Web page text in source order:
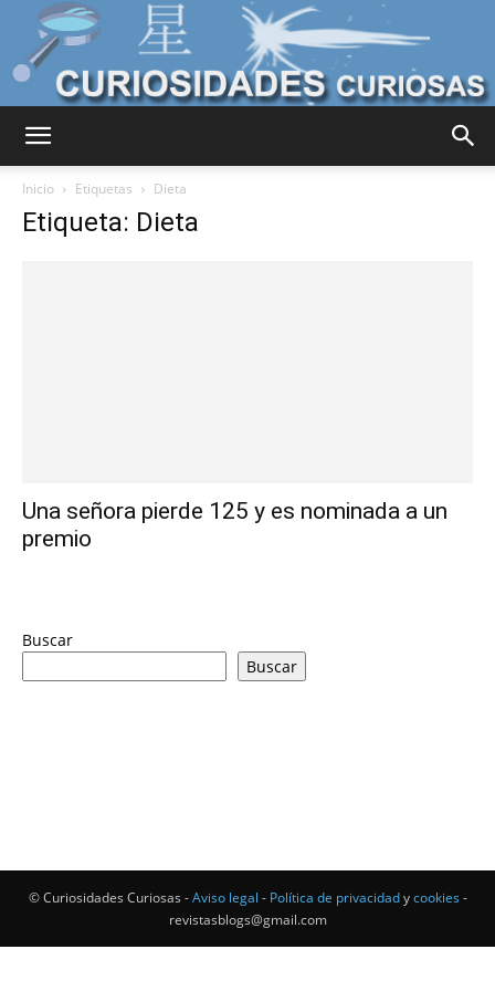
Inicio Etiquetas Dieta
Etiqueta: Dieta
Una señora pierde 125 y es nominada a un
premio
Buscar
Buscar
© Curiosidades Curiosas -Aviso legal - Política de privacidadycookies -
revistasblogs@gmail.com